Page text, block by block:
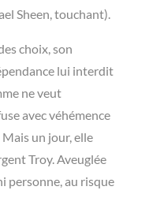
Sheen, touchant).
choix, son
lui interdit
ne veut
avec véhémence
un jour, elle
Troy.Aveuglée
personne, au risque